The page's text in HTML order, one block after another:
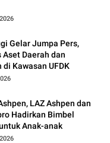
Gelar Jumpa Pers,
Daerah dan
Kawasan UFDK
LAZ Ashpen dan
Hadirkan Bimbel
Anak-anak